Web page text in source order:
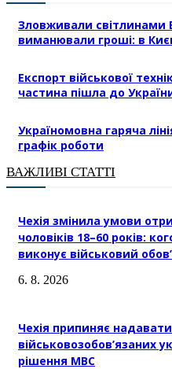
Зловживали світлинами
виманювали гроші: в
Експорт військової
частина пішла до
Україномовна гаряча
графік роботи
ВАЖЛИВІ СТАТТІ
Чехія змінила умови
чоловіків 18–60 років:
виконує військовий
6. 8. 2026
Чехія припиняє
військовозобов’язаних
рішення МВС